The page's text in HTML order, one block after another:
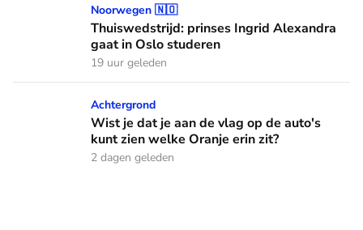
Thuiswedstrijd: prinses Ingrid Alexandra gaat in Oslo
Noorwegen 🇳🇴
Thuiswedstrijd: prinses Ingrid Alexandra
gaat in Oslo studeren
19 uur geleden
Wist je dat je aan de vlag op de auto's kunt zien welke
Achtergrond
Wist je dat je aan de vlag op de auto's
kunt zien welke Oranje erin zit?
2 dagen geleden